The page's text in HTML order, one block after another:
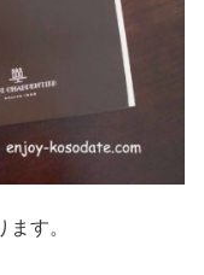
す。